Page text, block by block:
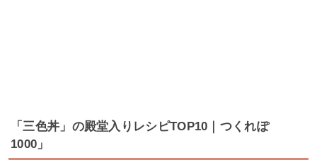
「三色丼」の殿堂入りレシピTOP10｜つくれぽ
1000」